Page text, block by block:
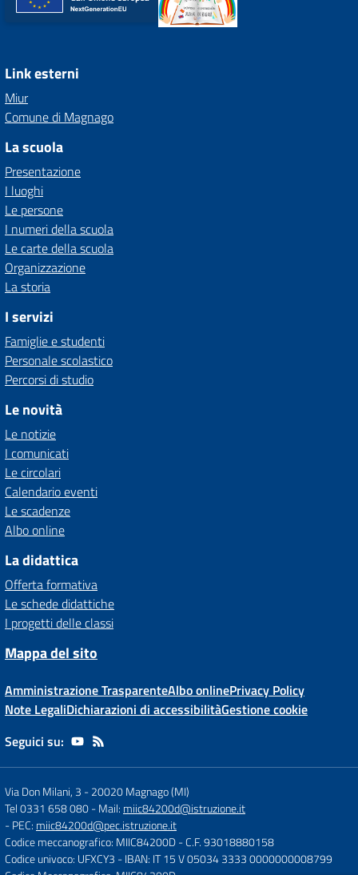
Link esterni
Miur
Comune di Magnago
La scuola
Presentazione
I luoghi
Le persone
I numeri della scuola
Le carte della scuola
Organizzazione
La storia
I servizi
Famiglie e studenti
Personale scolastico
Percorsi di studio
Le novità
Le notizie
I comunicati
Le circolari
Calendario eventi
Le scadenze
Albo online
La didattica
Offerta formativa
Le schede didattiche
I progetti delle classi
Mappa del sito
Amministrazione TrasparenteAlbo onlinePrivacy Policy
Note LegaliDichiarazioni di accessibilitàGestione cookie
Seguici su:
Via Don Milani, 3 -20020 Magnago (MI)
Tel 0331 658 080- Mail: miic84200d@istruzione.it
- PEC: miic84200d@pec.istruzione.it
Codice meccanografico: MIIC84200D- C.F. 93018880158
Codice univoco: UFXCY3 - IBAN: IT 15 V 05034 3333 0000000008799